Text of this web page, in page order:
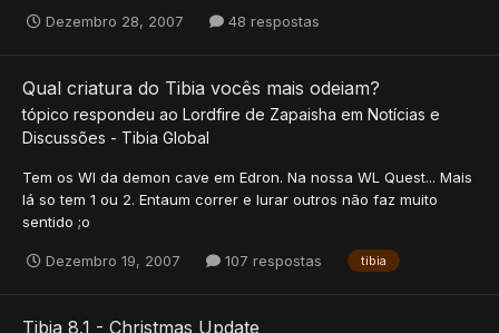
Dezembro 28, 2007 48 respostas
Qual criatura do Tibia vocês mais odeiam?
tópico respondeu ao Lordfire de Zapaisha em Notícias e
Discussões - Tibia Global
Tem os Wl da demon cave em Edron. Na nossa WL Quest... Mais
lá so tem 1 ou 2. Entaum correr e lurar outros não faz muito
sentido ;o
Dezembro 19, 2007 107 respostas tibia
Tibia 8.1 - Christmas Update